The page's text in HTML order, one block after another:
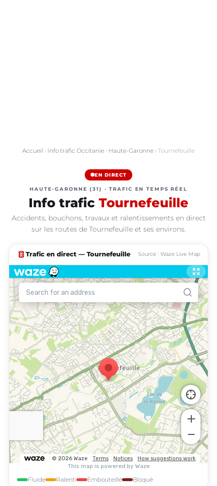
Accueil › Info trafic Occitanie › Haute-Garonne › Tournefeuille
EN DIRECT
HAUTE-GARONNE (31) · TRAFIC EN TEMPS RÉEL
Info trafic Tournefeuille
Accidents, bouchons, travaux et ralentissements en direct
sur les routes de Tournefeuille et ses environs.
traffic Trafic en direct — Tournefeuille Source : Waze Live Map
Fluide Ralenti Embouteillé Bloqué